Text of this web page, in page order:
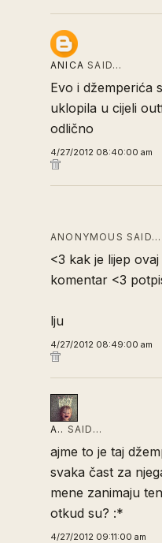
ANICA SAID…
Evo i džemperića
uklopila u cijeli
odlično
4/27/2012 08:40:00 am
ANONYMOUS SAID…
<3 kak je lijep
komentar <3
lju
4/27/2012 08:49:00 am
A.. SAID…
ajme to je taj
svaka čast za
mene zanimaju
otkud su? :*
4/27/2012 09:11:00 am